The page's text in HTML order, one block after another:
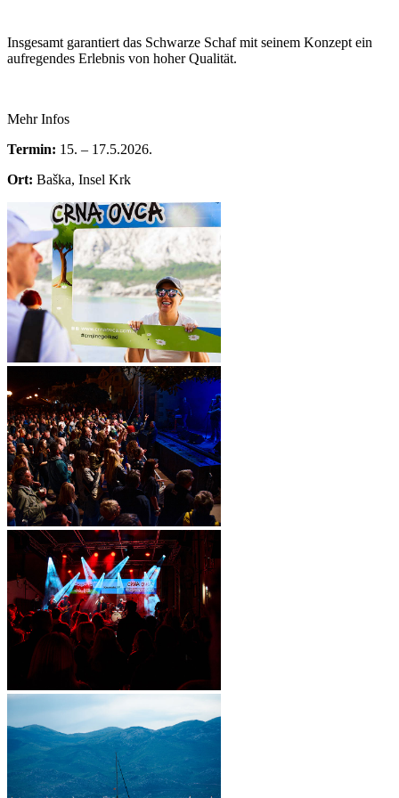
Insgesamt garantiert das Schwarze Schaf mit seinem Konzept ein
aufregendes Erlebnis von hoher Qualität.
Mehr Infos
Termin: 15. – 17.5.2026.
Ort: Baška, Insel Krk